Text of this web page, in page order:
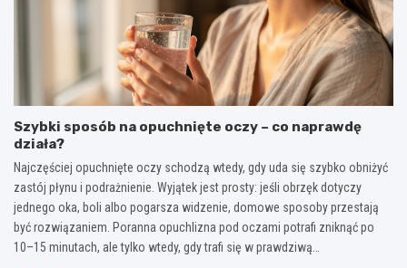
Szybki sposób na opuchnięte oczy – co naprawdę
działa?
Najczęściej opuchnięte oczy schodzą wtedy, gdy uda się szybko obniżyć
zastój płynu i podrażnienie. Wyjątek jest prosty: jeśli obrzęk dotyczy
jednego oka, boli albo pogarsza widzenie, domowe sposoby przestają
być rozwiązaniem. Poranna opuchlizna pod oczami potrafi zniknąć po
10–15 minutach, ale tylko wtedy, gdy trafi się w prawdziwą…